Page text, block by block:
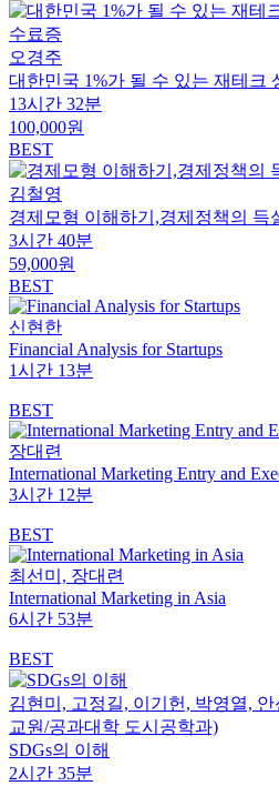
수료증
오경주
대한민국 1%가 될 수 있는 재테크
13시간 32분
100,000원
BEST
김철영
경제모형 이해하기,경제정책의 득
3시간 40분
59,000원
BEST
신현한
Financial Analysis for Startups
1시간 13분
BEST
장대련
International Marketing Entry and
3시간 12분
BEST
최선미, 장대련
International Marketing in Asia
6시간 53분
BEST
김현미, 고정길, 이기헌, 박영열,
교원/공과대학 도시공학과)
SDGs의 이해
2시간 35분